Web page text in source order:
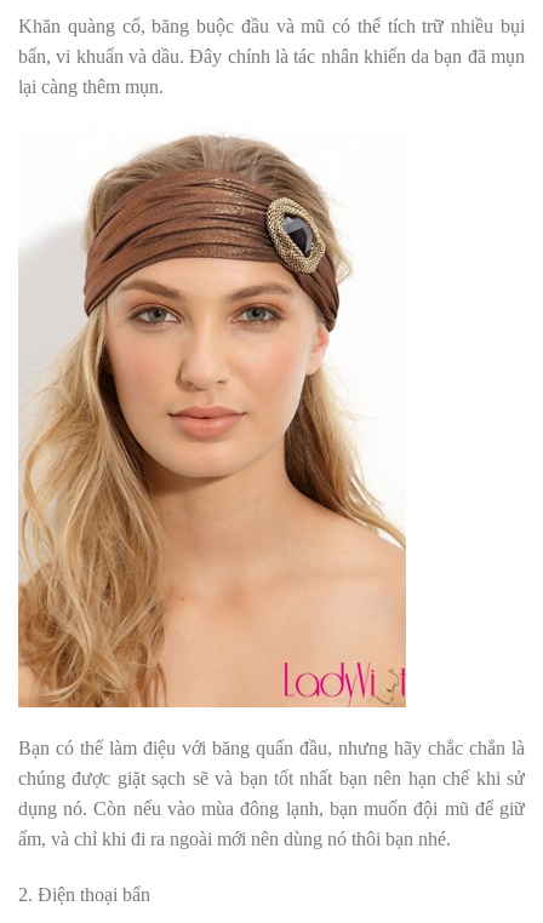
Khăn quàng cổ, băng buộc đầu và mũ có thể tích trữ nhiều bụi
bẩn, vi khuẩn và dầu. Đây chính là tác nhân khiến da bạn đã mụn
lại càng thêm mụn.
Bạn có thể làm điệu với băng quấn đầu, nhưng hãy chắc chắn là
chúng được giặt sạch sẽ và bạn tốt nhất bạn nên hạn chế khi sử
dụng nó. Còn nếu vào mùa đông lạnh, bạn muốn đội mũ để giữ
ấm, và chỉ khi đi ra ngoài mới nên dùng nó thôi bạn nhé.
2. Điện thoại bẩn